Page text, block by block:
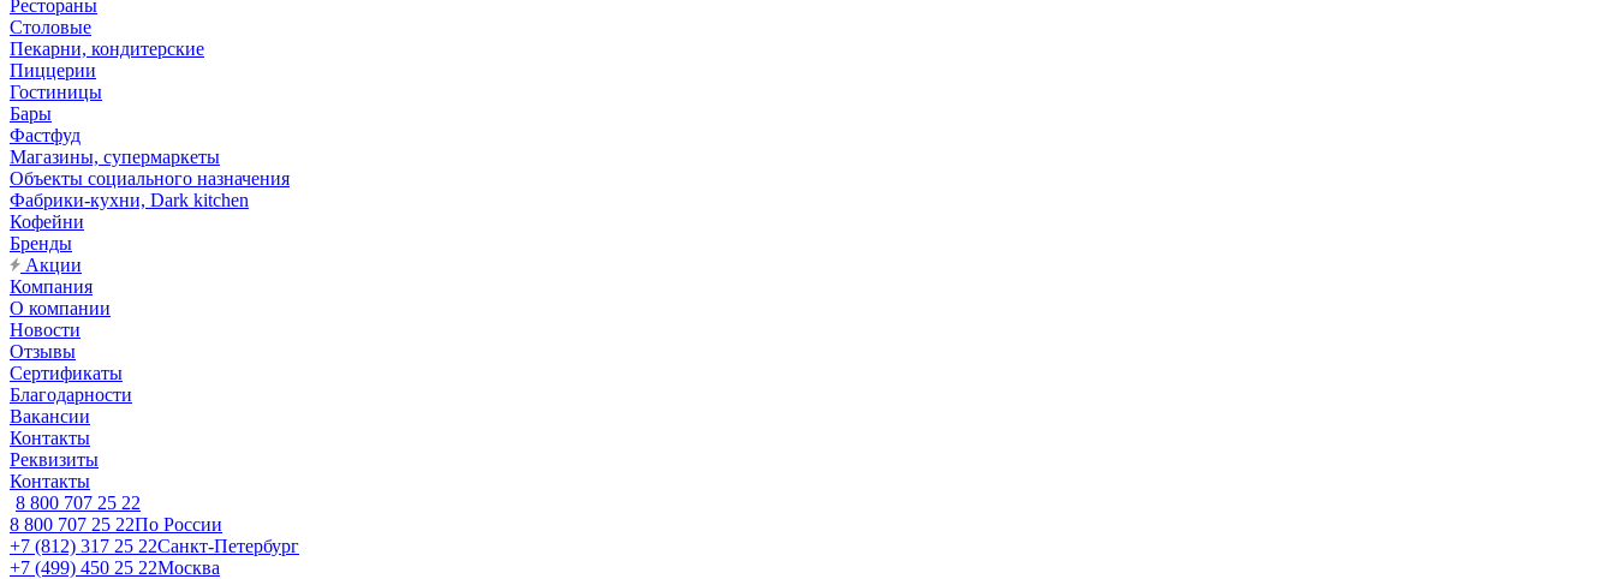
Рестораны
Столовые
Пекарни, кондитерские
Пиццерии
Гостиницы
Бары
Фастфуд
Магазины, супермаркеты
Объекты социального назначения
Фабрики-кухни, Dark kitchen
Кофейни
Бренды
Акции
Компания
О компании
Новости
Отзывы
Сертификаты
Благодарности
Вакансии
Контакты
Реквизиты
Контакты
8 800 707 25 22
8 800 707 25 22По России
+7 (812) 317 25 22Санкт-Петербург
+7 (499) 450 25 22Москва